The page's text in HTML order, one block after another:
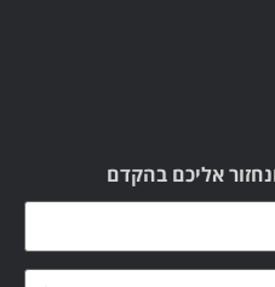
אליכם בהקדם